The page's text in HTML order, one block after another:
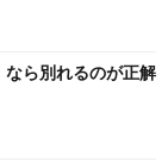
ら別れるのが正解